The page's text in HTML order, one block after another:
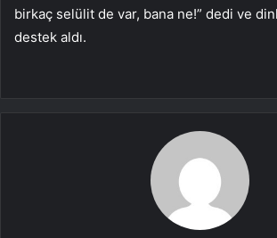
birkaç selülit de var, bana ne!” dedi ve
destek aldı.